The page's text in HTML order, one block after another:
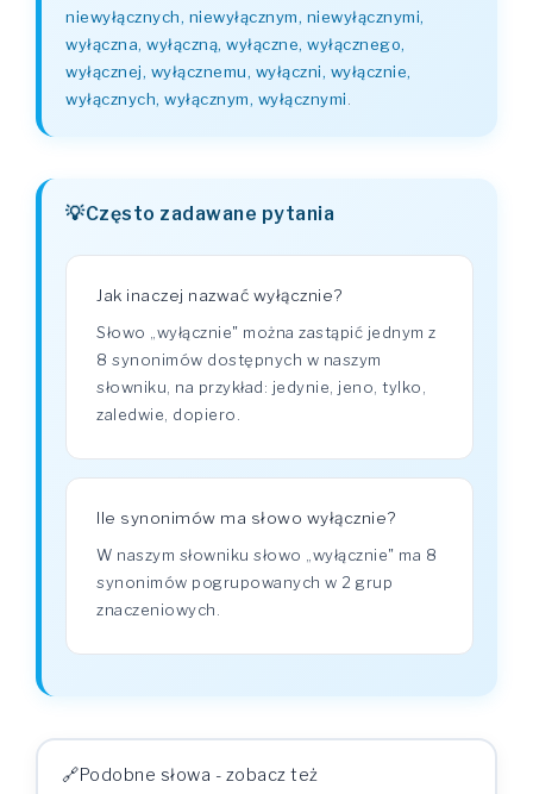
niewyłącznych, niewyłącznym, niewyłącznymi,
wyłączna, wyłączną, wyłączne, wyłącznego,
wyłącznej, wyłącznemu, wyłączni, wyłącznie,
wyłącznych, wyłącznym, wyłącznymi
Często zadawane pytania
Jak inaczej nazwać wyłącznie?
Słowo „wyłącznie" można zastąpić jednym z
8 synonimów dostępnych w naszym
słowniku, na przykład: jedynie, jeno, tylko,
zaledwie, dopiero.
Ile synonimów ma słowo wyłącznie?
W naszym słowniku słowo „wyłącznie" ma 8
synonimów pogrupowanych w 2 grup
znaczeniowych.
Podobne słowa - zobacz też